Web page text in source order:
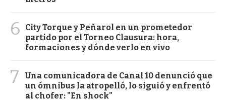
6
City Torque y Peñarol en un prometedor
partido por el Torneo Clausura: hora,
formaciones y dónde verlo en vivo
7
Una comunicadora de Canal 10 denunció que
un ómnibus la atropelló, lo siguió y enfrentó
al chofer: "En shock"